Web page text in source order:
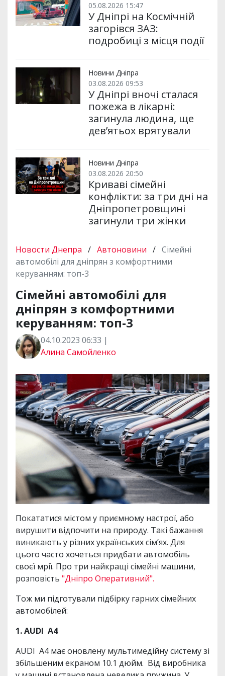
05.08.2026 15:47
У Дніпрі на Космічній
загорівся ЗАЗ:
подробиці з місця події
Новини Дніпра
03.08.2026 09:53
У Дніпрі вночі сталася
пожежа в лікарні:
загинула людина, ще
дев’ятьох врятували
Новини Дніпра
03.08.2026 20:50
Криваві сімейні
конфлікти: за три дні на
Дніпропетровщині
загинули три жінки
Новости Днепра / Автоновини / Сімейні
автомобілі для дніпрян з комфортними
керуванням: топ-3
Сімейні автомобілі для
дніпрян з комфортними
керуванням: топ-3
04.10.2023 06:33 |
Алина Самойленко
Покататися містом у приємному настрої, або
вирушити відпочити на природу. Такі бажання
виникають у різних українських сім’ях. Для
цього часто хочеться придбати автомобіль
своєї мрії. Про три найкращі сімейні машини,
розповість "Дніпро Оперативний".
Тож ми підготували підбірку гарних сімейних
автомобілей:
1. AUDI A4
AUDI A4 має оновлену мультимедійну систему зі
збільшеним екраном 10.1 дюйм. Від виробника